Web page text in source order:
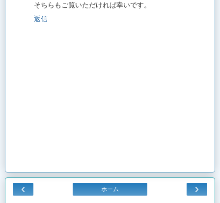
そちらもご覧いただければ幸いです。
返信
‹ ›
ホーム